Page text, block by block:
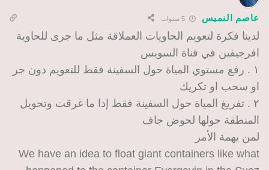
عاصم النميس
لدينا فكرة لتعويم الحاويات العملاقة مثل ما جرى للحاوية
افرجيفين في قناة السويس
١ . رفع مستوي المياة حول السفينة فقط للتعويم دون جر
او سحب او تكريك
٢ . تفريغ المياة حول السفينة فقط إذا ما غرقت وتحويل
المنطقة حولها لحوض جاف
لمن يهمة الأمر
We have an idea to float giant containers like what